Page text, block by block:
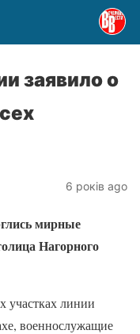
заявило о
6 років ago
мирные
Нагорного
участках линии
военнослужащие